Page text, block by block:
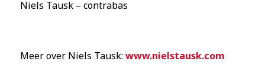
Niels Tausk – contrabas
Meer over Niels Tausk: www.nielstausk.com